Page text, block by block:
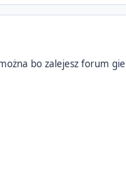
bo zalejesz forum